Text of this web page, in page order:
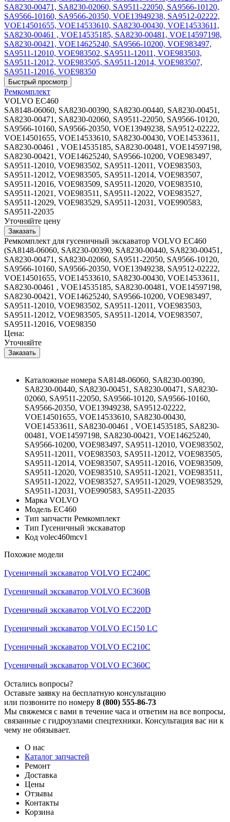
Ремкомплект
VOLVO EC460
SA8148-06060, SA8230-00390, SA8230-00440, SA8230-00451,
SA8230-00471, SA8230-02060, SA9511-22050, SA9566-10120,
SA9566-10160, SA9566-20350, VOE13949238, SA9512-02222,
VOE14501655, VOE14533610, SA8230-00430, VOE14533611,
SA8230-00461 , VOE14535185, SA8230-00481, VOE14597198,
SA8230-00421, VOE14625240, SA9566-10200, VOE983497,
SA9511-12010, VOE983502, SA9511-12011, VOE983503,
SA9511-12012, VOE983505, SA9511-12014, VOE983507,
SA9511-12016, VOE983509, SA9511-12020, VOE983510,
SA9511-12021, VOE983511, SA9511-12022, VOE983527,
SA9511-12029, VOE983529, SA9511-12031, VOE990583,
SA9511-22035
Уточняйте цену
Ремкомплект для гусеничный экскаватор VOLVO EC460
(SA8148-06060, SA8230-00390, SA8230-00440, SA8230-00451,
SA8230-00471, SA8230-02060, SA9511-22050, SA9566-10120,
SA9566-10160, SA9566-20350, VOE13949238, SA9512-02222,
VOE14501655, VOE14533610, SA8230-00430, VOE14533611,
SA8230-00461 , VOE14535185, SA8230-00481, VOE14597198,
SA8230-00421, VOE14625240, SA9566-10200, VOE983497,
SA9511-12010, VOE983502, SA9511-12011, VOE983503,
SA9511-12012, VOE983505, SA9511-12014, VOE983507,
SA9511-12016, VOE98350
Цена:
Уточняйте
Каталожные номера SA8148-06060, SA8230-00390,
SA8230-00440, SA8230-00451, SA8230-00471, SA8230-
02060, SA9511-22050, SA9566-10120, SA9566-10160,
SA9566-20350, VOE13949238, SA9512-02222,
VOE14501655, VOE14533610, SA8230-00430,
VOE14533611, SA8230-00461 , VOE14535185, SA8230-
00481, VOE14597198, SA8230-00421, VOE14625240,
SA9566-10200, VOE983497, SA9511-12010, VOE983502,
SA9511-12011, VOE983503, SA9511-12012, VOE983505,
SA9511-12014, VOE983507, SA9511-12016, VOE983509,
SA9511-12020, VOE983510, SA9511-12021, VOE983511,
SA9511-12022, VOE983527, SA9511-12029, VOE983529,
SA9511-12031, VOE990583, SA9511-22035
Марка VOLVO
Модель EC460
Тип запчасти Ремкомплект
Тип Гусеничный экскаватор
Код volec460mcv1
Похожие модели
Гусеничный экскаватор VOLVO EC240C
Гусеничный экскаватор VOLVO EC360B
Гусеничный экскаватор VOLVO EC220D
Гусеничный экскаватор VOLVO EC150 LC
Гусеничный экскаватор VOLVO EC210C
Гусеничный экскаватор VOLVO EC360C
Остались вопросы?
Оставьте заявку на бесплатную консультацию
или позвоните по номеру 8 (800) 555-86-73
Мы свяжемся с вами в течение часа и ответим на все вопросы,
связанные с гидроузлами спецтехники. Консультация вас ни к
чему не обязывает.
О нас
Каталог запчастей
Ремонт
Доставка
Цены
Отзывы
Контакты
Корзина